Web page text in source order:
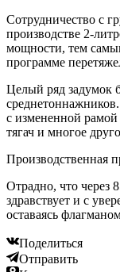
Сотрудничество с
производстве
мощности, тем
программе
Целый ряд задумок
с измененной
тягач и многое
Производственная
Отрадно, что через
здравствует и с
оставаясь
Поделиться
Отправить